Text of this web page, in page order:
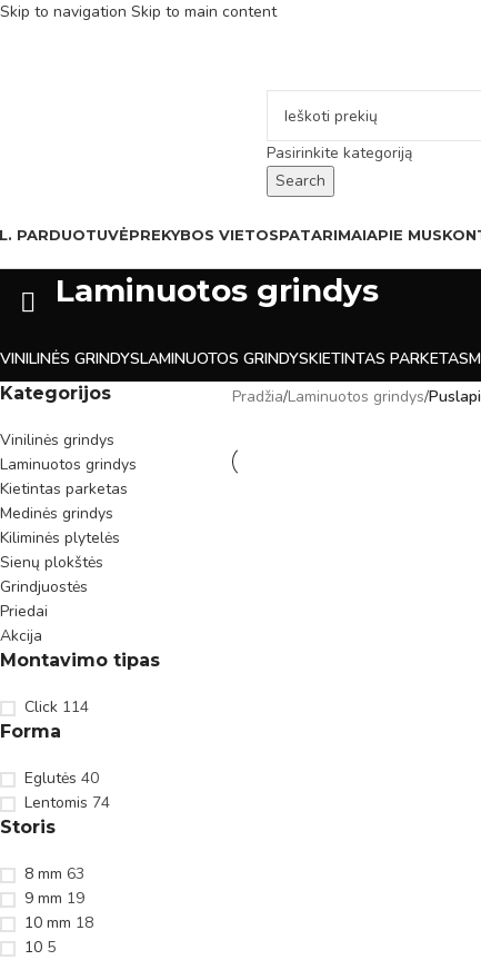
Skip to navigation Skip to main content
Pasirinkite kategoriją
Search
PARDUOTUVĖPREKYBOS VIETOSPATARIMAIAPIE MUS
Laminuotos grindys
VINILINĖS GRINDYSLAMINUOTOS GRINDYSKIETINTAS PARKETAS
Kategorijos
Vinilinės grindys
Laminuotos grindys
Kietintas parketas
Medinės grindys
Kiliminės plytelės
Sienų plokštės
Grindjuostės
Priedai
Akcija
Montavimo tipas
Click 114
Forma
Eglutės 40
Lentomis 74
Storis
8 mm 63
9 mm 19
10 mm 18
10 5
Pradžia/Laminuotos grindys/